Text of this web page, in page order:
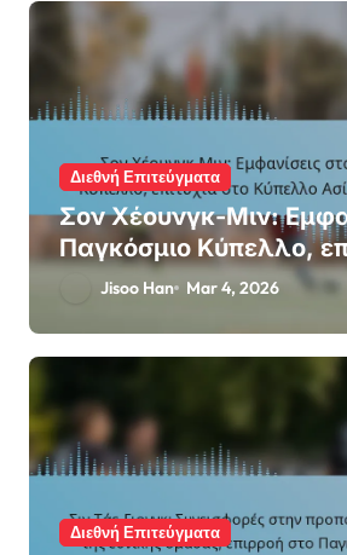
Διεθνή Επιτεύγματα
Σον Χέουνγκ-Μιν:
Παγκόσμιο Κύπελλο,
Κύπελλο Ασίας,
Jisoo Han Mar 4, 2026
Διεθνή Επιτεύγματα